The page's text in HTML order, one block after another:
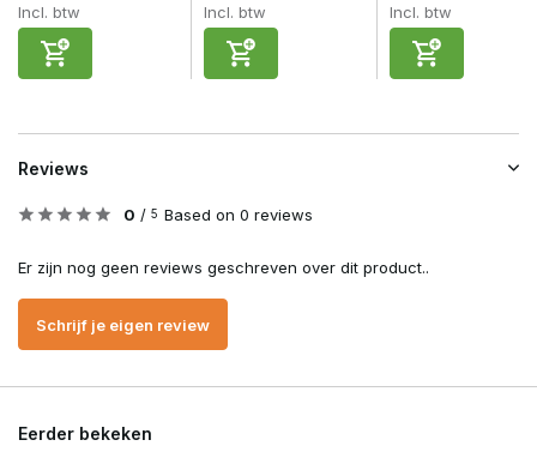
Incl. btw
Incl. btw
Incl. btw
Reviews
0 / 5 Based on 0 reviews
Er zijn nog geen reviews geschreven over dit product..
Schrijf je eigen review
Eerder bekeken